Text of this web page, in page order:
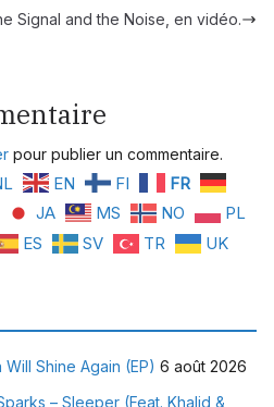
Signal and the Noise, en vidéo.
pour publier un commentaire.
EN FI
FR
JA MS NO
PL
ES SV TR UK
Shine Again (EP) 6 août 2026
– Sleeper (Feat. Khalid &